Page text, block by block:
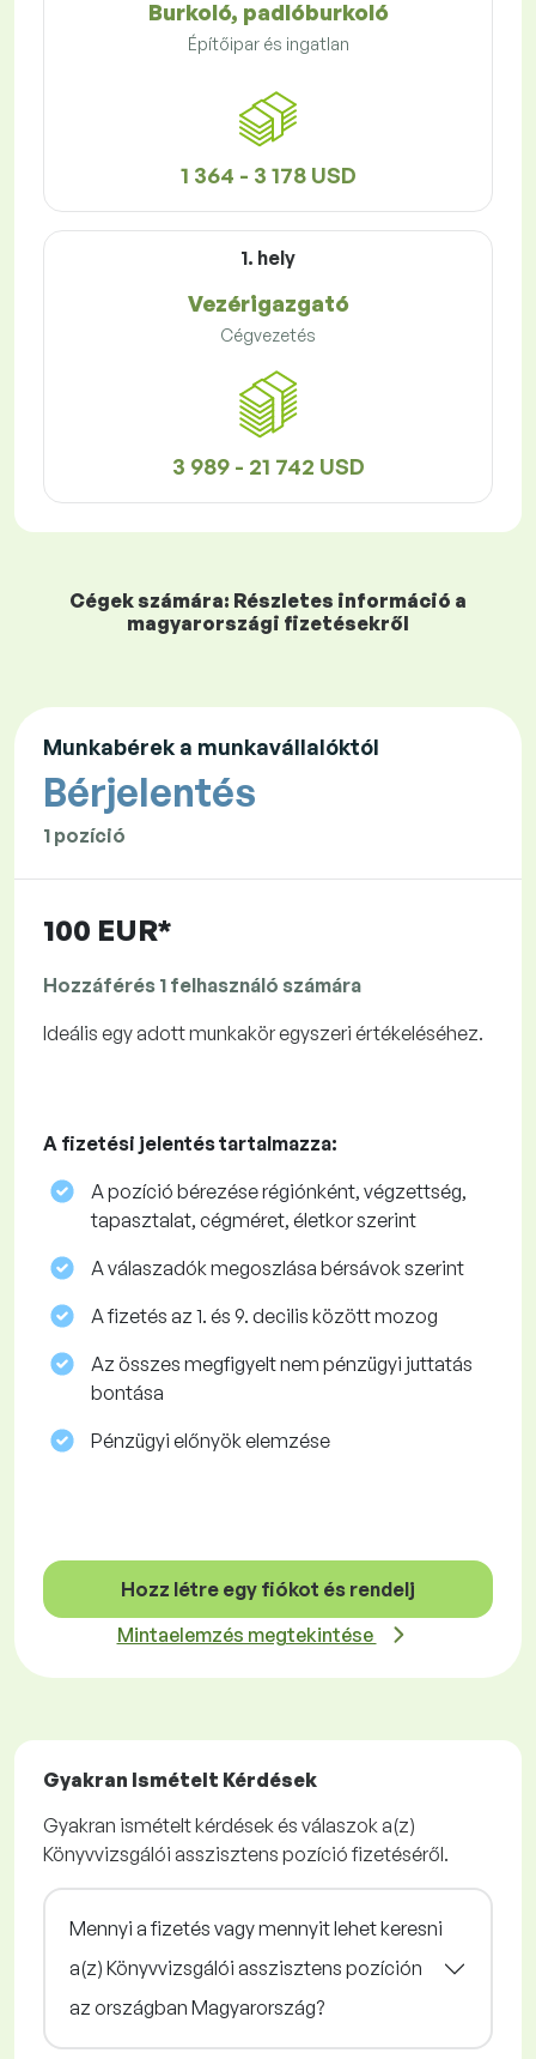
Burkoló, padlóburkoló
Építőipar és ingatlan
1 364 - 3 178 USD
1. hely
Vezérigazgató
Cégvezetés
3 989 - 21 742 USD
Cégek számára: Részletes információ a
magyarországi fizetésekről
Munkabérek a munkavállalóktól
Bérjelentés
1 pozíció
100 EUR*
Hozzáférés 1 felhasználó számára
Ideális egy adott munkakör egyszeri értékeléséhez.
A fizetési jelentés tartalmazza:
A pozíció bérezése régiónként, végzettség,
tapasztalat, cégméret, életkor szerint
A válaszadók megoszlása ​​bérsávok szerint
A fizetés az 1. és 9. decilis között mozog
Az összes megfigyelt nem pénzügyi juttatás
bontása
Pénzügyi előnyök elemzése
Hozz létre egy fiókot és rendelj
Mintaelemzés megtekintése
Gyakran Ismételt Kérdések
Gyakran ismételt kérdések és válaszok a(z)
Könyvvizsgálói asszisztens pozíció fizetéséről.
Mennyi a fizetés vagy mennyit lehet keresni
a(z) Könyvvizsgálói asszisztens pozíción
az országban Magyarország?